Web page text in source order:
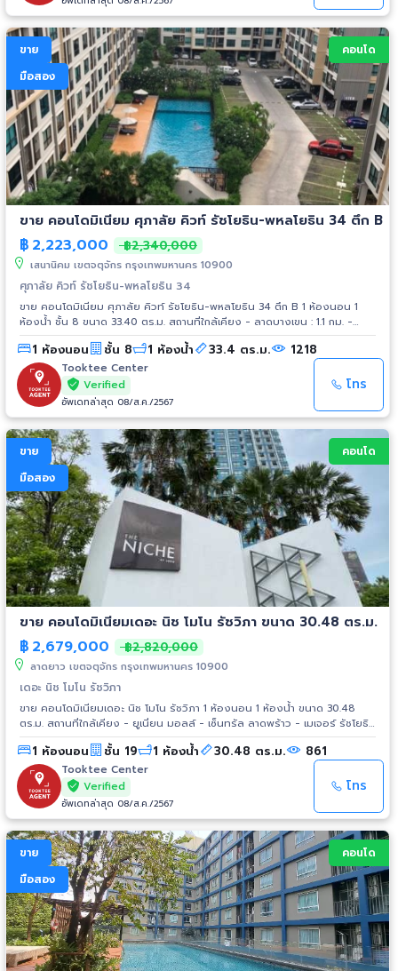
ขาย
มือสอง
คอนโด
ขาย คอนโดมิเนียม ศุภาลัย คิวท์ รัชโยธิน-พหลโยธิน 34 ตึก B
฿ 2,223,000 ฿2,340,000
เสนานิคม เขตจตุจักร กรุงเทพมหานคร 10900
ศุภาลัย คิวท์ รัชโยธิน-พหลโยธิน 34
ขาย คอนโดมิเนียม ศุภาลัย คิวท์ รัชโยธิน-พหลโยธิน 34 ตึก B 1 ห้องนอน 1
ห้องน้ำ ชั้น 8 ขนาด 33.40 ตร.ม. สถานที่ใกล้เคียง - ลาดบางเขน : 1.1 กม. -
ตลาดอมรพันธ์ : 1.4 กม. - Tops Market ม.เกษตร : 2.2 กม. - Tesco Lotus
วังหิน : 2.4 กม. - Tesco Lotus ลาดพร้าว : 3.3 กม. - Avenue รัชโยธิน : 3.3
กม. - เมเจอร์รัชโยธิน : 3.3 กม. - Union Mall : 4 กม. - Tesco Lotus พงษ์
เพชร : 5 กม. - นวมินทร์ ซิตี้ อเวนิว : 5.2 กม. - Big C ลาดพร้าว 2 : 5.2 กม. -
Central ลาดพร้าว : 5.2 กม. - The Mall งามวงศ์วาน : 5.3 กม. - ตลาดนัด
จตุจักร : 5.7 กม. - Central รามอินทรา : 6.9 กม. - The Walk : 7.4 กม. -
Tesco Lotus หลักสี่ : 8.5 กม. - Big C สะพานใหม่ : 8.5 กม.
1 ห้องนอน ชั้น 8 1 ห้องน้ำ 33.4 ตร.ม. 1218
Tooktee Center
Verified
อัพเดทล่าสุด 08/ส.ค./2567
โทร
ขาย
มือสอง
คอนโด
ขาย คอนโดมิเนียมเดอะ นิช โมโน รัชวิภา ขนาด 30.48 ตร.ม.
฿ 2,679,000 ฿2,820,000
ลาดยาว เขตจตุจักร กรุงเทพมหานคร 10900
เดอะ นิช โมโน รัชวิภา
ขาย คอนโดมิเนียมเดอะ นิช โมโน รัชวิภา 1 ห้องนอน 1 ห้องน้ำ ขนาด 30.48
ตร.ม. สถานที่ใกล้เคียง - ยูเนี่ยน มอลล์ - เซ็นทรัล ลาดพร้าว - เมเจอร์ รัชโยธิน
- ม.เกษตรศาสตร์ - ม.ศรีปทุม - รพ.เกษมราษฎร์ ประชาชื่น - รพ.นนทเวช การ
เดินทาง - ถ.รัชดาภิเษก (สี่แยกประชานุกูล) - ถ.วิภาวดีรังสิต - ถ.พหลโยธิน -
ดอนเมืองโทลล์เวย์ รถไฟฟ้า - รถไฟฟ้าชานเมืองสายสีแดงเข้ม สถานีจตุจักร -
BTS สายสีเขียวเหนือ สถานีรัชโยธิน - MRT สายสีม่วง สถานีวงศ์สว่าง
1 ห้องนอน ชั้น 19 1 ห้องน้ำ 30.48 ตร.ม. 861
Tooktee Center
Verified
อัพเดทล่าสุด 08/ส.ค./2567
โทร
ขาย
มือสอง
คอนโด